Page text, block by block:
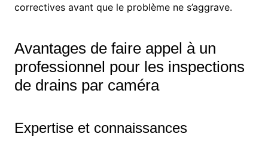
correctives avant que le problème ne s’aggrave.
Avantages de faire appel à un
professionnel pour les inspections
de drains par caméra
Expertise et connaissances